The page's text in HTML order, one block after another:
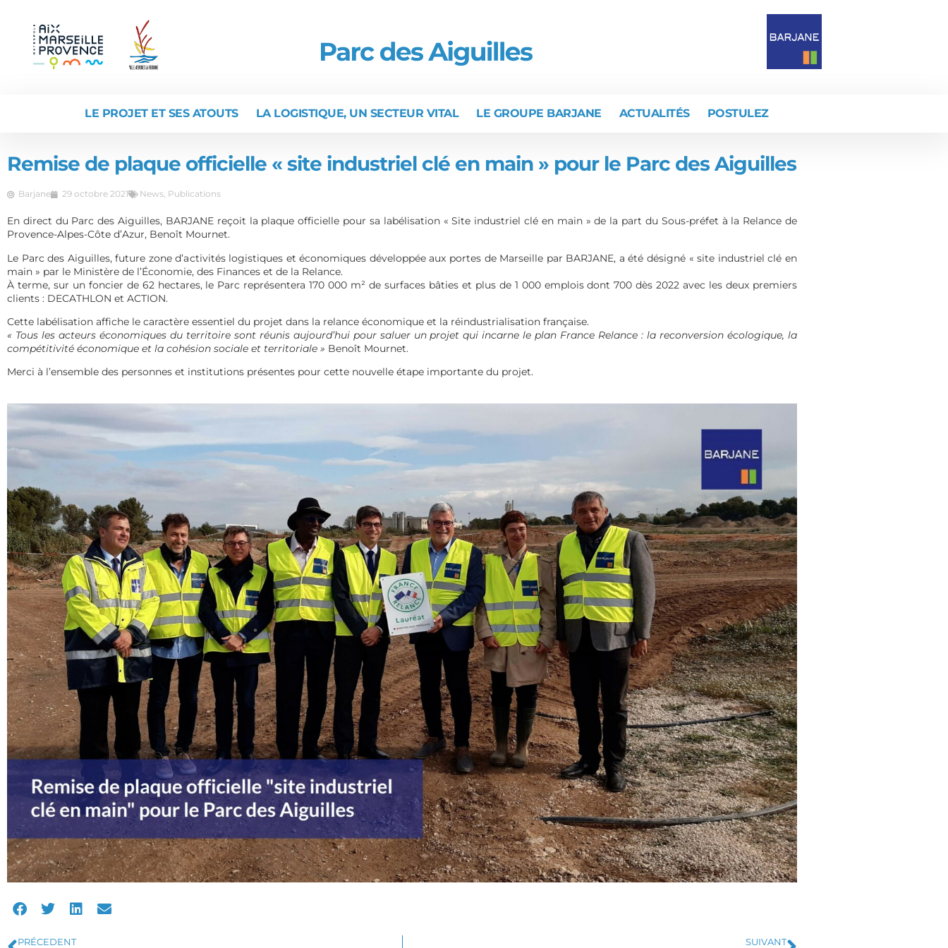
LE PROJET ET SES ATOUTS LA LOGISTIQUE, UN SECTEUR VITAL LE GROUPE BARJANE ACTUALITÉS POSTULEZ
Remise de plaque officielle « site industriel clé en main » pour le Parc des Aiguilles
Barjane 29 octobre 2021 News, Publications
En direct du Parc des Aiguilles, BARJANE reçoit la plaque officielle pour sa labélisation « Site industriel clé en main » de la part du Sous-préfet à la Relance de
Provence-Alpes-Côte d’Azur, Benoît Mournet.
Le Parc des Aiguilles, future zone d’activités logistiques et économiques développée aux portes de Marseille par BARJANE, a été désigné « site industriel clé en
main » par le Ministère de l’Économie, des Finances et de la Relance.
À terme, sur un foncier de 62 hectares, le Parc représentera 170 000 m² de surfaces bâties et plus de 1 000 emplois dont 700 dès 2022 avec les deux premiers
clients : DECATHLON et ACTION.
Cette labélisation affiche le caractère essentiel du projet dans la relance économique et la réindustrialisation française.
« Tous les acteurs économiques du territoire sont réunis aujourd’hui pour saluer un projet qui incarne le plan France Relance : la reconversion écologique, la
compétitivité économique et la cohésion sociale et territoriale » Benoît Mournet.
Merci à l’ensemble des personnes et institutions présentes pour cette nouvelle étape importante du projet.
PRÉCEDENT SUIVANT